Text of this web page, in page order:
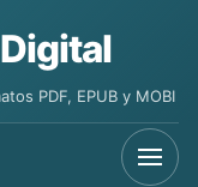
PDF, EPUB y MOBI